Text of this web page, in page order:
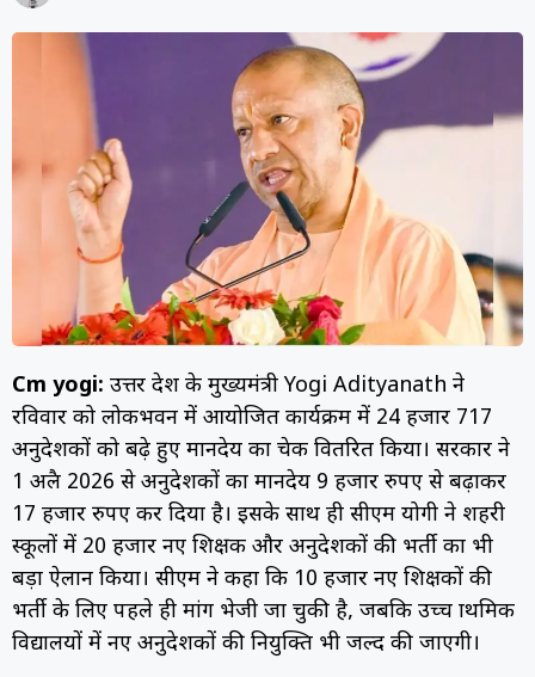
Cm yogi: उत्तर प्रदेश के मुख्यमंत्री Yogi Adityanath ने
रविवार को लोकभवन में आयोजित कार्यक्रम में 24 हजार 717
अनुदेशकों को बढ़े हुए मानदेय का चेक वितरित किया। सरकार ने
1 अप्रैल 2026 से अनुदेशकों का मानदेय 9 हजार रुपए से बढ़ाकर
17 हजार रुपए कर दिया है। इसके साथ ही सीएम योगी ने शहरी
स्कूलों में 20 हजार नए शिक्षक और अनुदेशकों की भर्ती का भी
बड़ा ऐलान किया। सीएम ने कहा कि 10 हजार नए शिक्षकों की
भर्ती के लिए पहले ही मांग भेजी जा चुकी है, जबकि उच्च प्राथमिक
विद्यालयों में नए अनुदेशकों की नियुक्ति भी जल्द की जाएगी।